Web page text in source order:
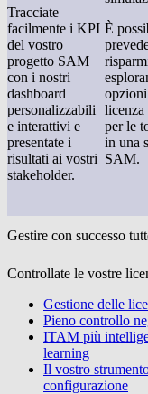
Tracciate
facilmente i KPI
del vostro
progetto SAM
con i nostri
dashboard
personalizzabili
e interattivi e
presentate i
risultati ai vostri
stakeholder.
È
per le
in una
SAM.
Gestire con successo
Controllate le vostre
Gestione delle
Pieno controllo
ITAM più
learning
Il vostro
configurazione